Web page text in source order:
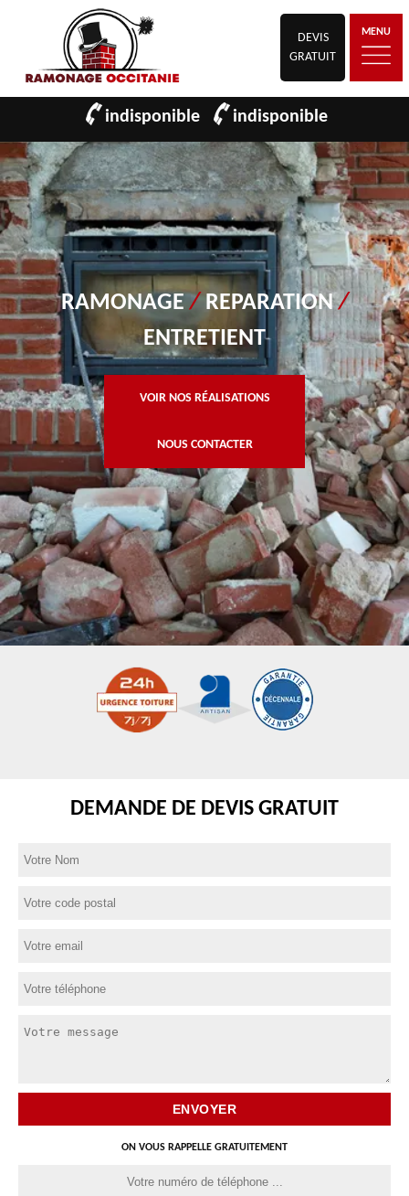
DEVIS
GRATUIT
MENU
indisponible indisponible
RAMONAGE/ REPARATION/
ENTRETIENT
VOIR NOS RÉALISATIONS
NOUS CONTACTER
DEMANDE DE DEVIS GRATUIT
ON VOUS RAPPELLE GRATUITEMENT